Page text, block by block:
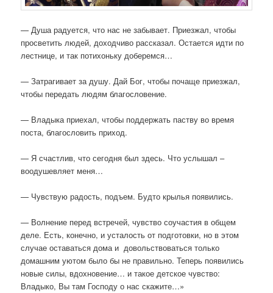
— Душа радуется, что нас не забывает. Приезжал, чтобы
просветить людей, доходчиво рассказал. Остается идти по
лестнице, и так потихоньку доберемся…
— Затрагивает за душу. Дай Бог, чтобы почаще приезжал,
чтобы передать людям благословение.
— Владыка приехал, чтобы поддержать паству во время
поста, благословить приход.
— Я счастлив, что сегодня был здесь. Что услышал –
воодушевляет меня…
— Чувствую радость, подъем. Будто крылья появились.
— Волнение перед встречей, чувство соучастия в общем
деле. Есть, конечно, и усталость от подготовки, но в этом
случае оставаться дома и довольствоваться только
домашним уютом было бы не правильно. Теперь появились
новые силы, вдохновение… и такое детское чувство:
Владыко, Вы там Господу о нас скажите…»